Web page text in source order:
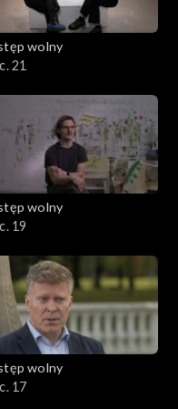
wolny
21
wolny
19
wolny
17